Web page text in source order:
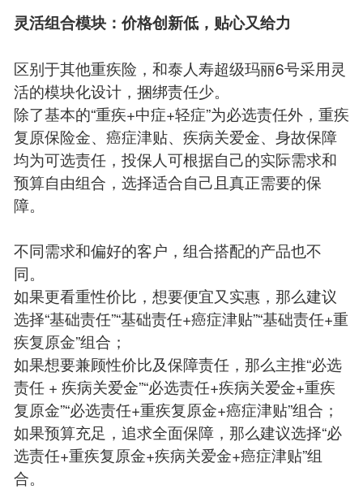
灵活组合模块：价格创新低，贴心又给力
区别于其他重疾险，和泰人寿超级玛丽6号采用灵
活的模块化设计，捆绑责任少。
除了基本的“重疾+中症+轻症”为必选责任外，重疾
复原保险金、癌症津贴、疾病关爱金、身故保障
均为可选责任，投保人可根据自己的实际需求和
预算自由组合，选择适合自己且真正需要的保
障。
不同需求和偏好的客户，组合搭配的产品也不
同。
如果更看重性价比，想要便宜又实惠，那么建议
选择“基础责任”“基础责任+癌症津贴”“基础责任+重
疾复原金”组合；
如果想要兼顾性价比及保障责任，那么主推“必选
责任 + 疾病关爱金”“必选责任+疾病关爱金+重疾
复原金”“必选责任+重疾复原金+癌症津贴”组合；
如果预算充足，追求全面保障，那么建议选择“必
选责任+重疾复原金+疾病关爱金+癌症津贴”组
合。